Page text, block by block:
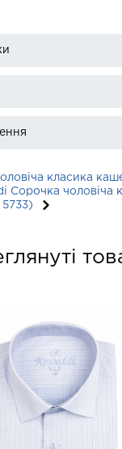
класика
Сорочка чоловіча